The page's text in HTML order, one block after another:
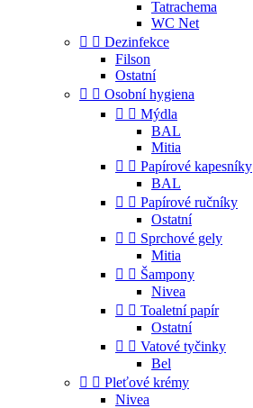
Tatrachema
WC Net
  Dezinfekce
Filson
Ostatní
  Osobní hygiena
  Mýdla
BAL
Mitia
  Papírové kapesníky
BAL
  Papírové ručníky
Ostatní
  Sprchové gely
Mitia
  Šampony
Nivea
  Toaletní papír
Ostatní
  Vatové tyčinky
Bel
  Pleťové krémy
Nivea